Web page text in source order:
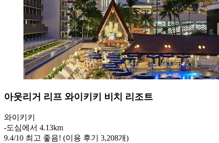
아웃리거 리프 와이키키 비치 리조트
와이키키
‐도심에서 4.13km
9.4/10 최고 좋음! (이용 후기 3,208개)